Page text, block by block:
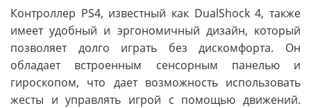
Контроллер PS4, известный как DualShock 4, также
имеет удобный и эргономичный дизайн, который
позволяет долго играть без дискомфорта. Он
обладает встроенным сенсорным панелью и
гироскопом, что дает возможность использовать
жесты и управлять игрой с помощью движений.